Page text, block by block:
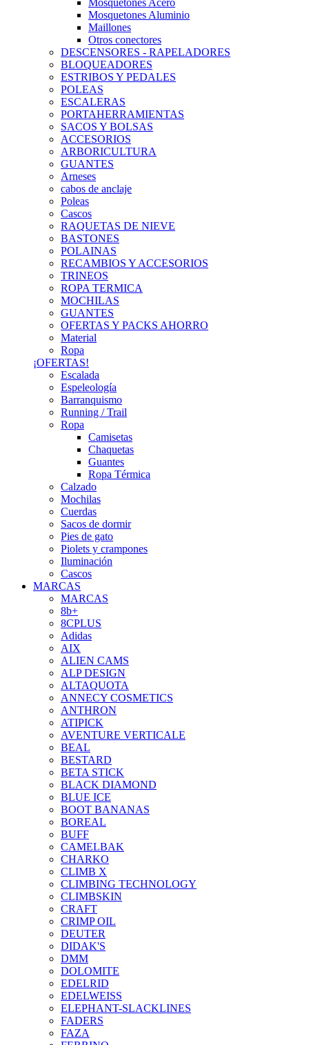
Mosquetones Acero
Mosquetones Aluminio
Maillones
Otros conectores
DESCENSORES - RAPELADORES
BLOQUEADORES
ESTRIBOS Y PEDALES
POLEAS
ESCALERAS
PORTAHERRAMIENTAS
SACOS Y BOLSAS
ACCESORIOS
ARBORICULTURA
GUANTES
Arneses
cabos de anclaje
Poleas
Cascos
RAQUETAS DE NIEVE
BASTONES
POLAINAS
RECAMBIOS Y ACCESORIOS
TRINEOS
ROPA TERMICA
MOCHILAS
GUANTES
OFERTAS Y PACKS AHORRO
Material
Ropa
¡OFERTAS!
Escalada
Espeleología
Barranquismo
Running / Trail
Ropa
Camisetas
Chaquetas
Guantes
Ropa Térmica
Calzado
Mochilas
Cuerdas
Sacos de dormir
Pies de gato
Piolets y crampones
Iluminación
Cascos
MARCAS
MARCAS
8b+
8CPLUS
Adidas
AIX
ALIEN CAMS
ALP DESIGN
ALTAQUOTA
ANNECY COSMETICS
ANTHRON
ATIPICK
AVENTURE VERTICALE
BEAL
BESTARD
BETA STICK
BLACK DIAMOND
BLUE ICE
BOOT BANANAS
BOREAL
BUFF
CAMELBAK
CHARKO
CLIMB X
CLIMBING TECHNOLOGY
CLIMBSKIN
CRAFT
CRIMP OIL
DEUTER
DIDAK'S
DMM
DOLOMITE
EDELRID
EDELWEISS
ELEPHANT-SLACKLINES
FADERS
FAZA